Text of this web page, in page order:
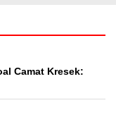
Camat Kresek: